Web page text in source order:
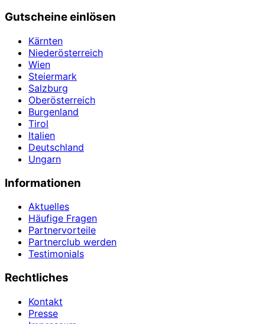
Gutscheine einlösen
Kärnten
Niederösterreich
Wien
Steiermark
Salzburg
Oberösterreich
Burgenland
Tirol
Italien
Deutschland
Ungarn
Informationen
Aktuelles
Häufige Fragen
Partnervorteile
Partnerclub werden
Testimonials
Rechtliches
Kontakt
Presse